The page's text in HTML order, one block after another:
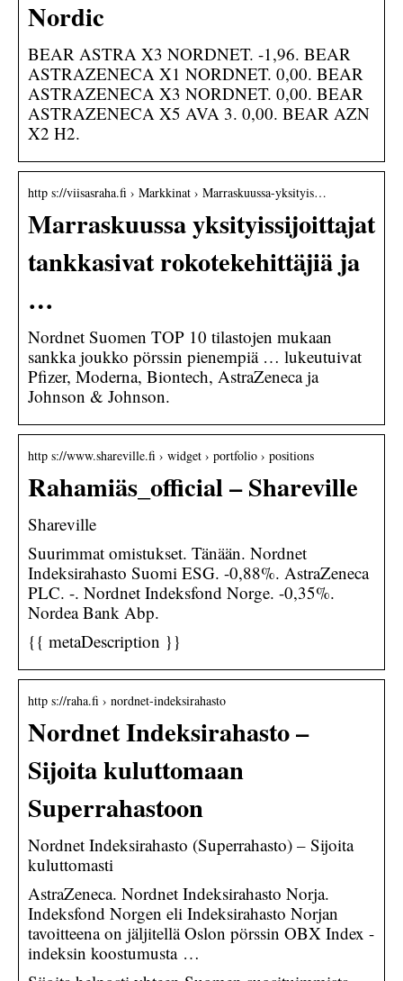
Nordic
BEAR ASTRA X3 NORDNET. -1,96. BEAR
ASTRAZENECA X1 NORDNET. 0,00. BEAR
ASTRAZENECA X3 NORDNET. 0,00. BEAR
ASTRAZENECA X5 AVA 3. 0,00. BEAR AZN
X2 H2.
http s://viisasraha.fi › Markkinat › Marraskuussa-yksityis…
Marraskuussa yksityissijoittajat
tankkasivat rokotekehittäjiä ja
…
Nordnet Suomen TOP 10 tilastojen mukaan
sankka joukko pörssin pienempiä … lukeutuivat
Pfizer, Moderna, Biontech, AstraZeneca ja
Johnson & Johnson.
http s://www.shareville.fi › widget › portfolio › positions
Rahamiäs_official – Shareville
Shareville
Suurimmat omistukset. Tänään. Nordnet
Indeksirahasto Suomi ESG. -0,88%. AstraZeneca
PLC. -. Nordnet Indeksfond Norge. -0,35%.
Nordea Bank Abp.
{{ metaDescription }}
http s://raha.fi › nordnet-indeksirahasto
Nordnet Indeksirahasto –
Sijoita kuluttomaan
Superrahastoon
Nordnet Indeksirahasto (Superrahasto) – Sijoita
kuluttomasti
AstraZeneca. Nordnet Indeksirahasto Norja.
Indeksfond Norgen eli Indeksirahasto Norjan
tavoitteena on jäljitellä Oslon pörssin OBX Index -
indeksin koostumusta …